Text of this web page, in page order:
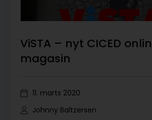
ViSTA – nyt CICED
magasin
11. marts 2020
Johnny Baltzersen